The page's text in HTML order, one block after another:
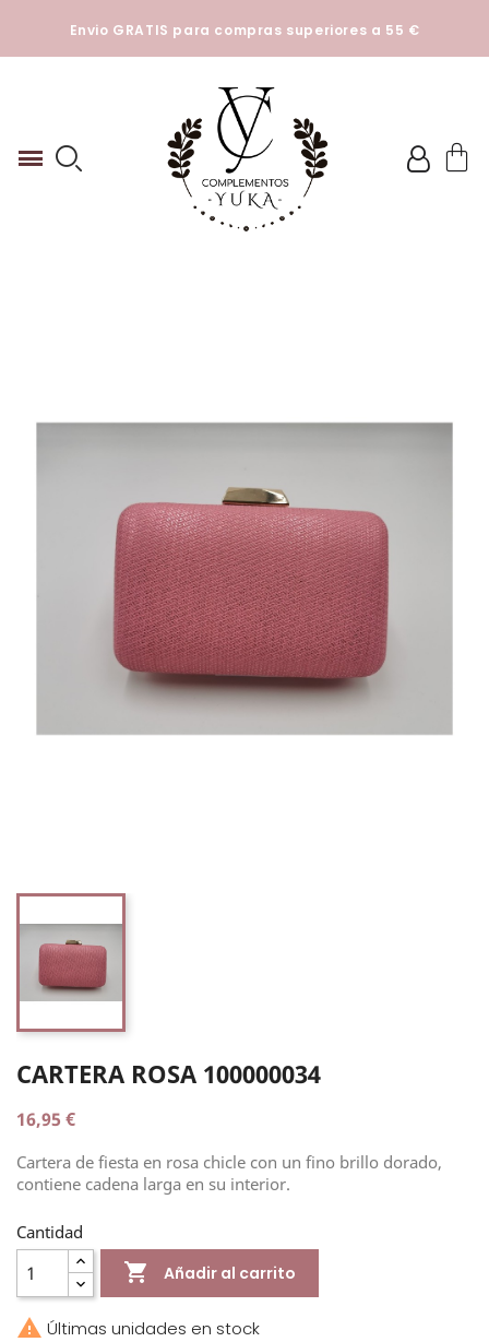
podamos mejorar su experiencia en nuestros sitios.
VerPolitica de cookies
Envio GRATIS para compras superiores a 55 €
CARTERA ROSA 100000034
16,95 €
Cartera de fiesta en rosa chicle con un fino brillo dorado,
contiene cadena larga en su interior.
Cantidad
 Añadir al carrito
 Últimas unidades en stock